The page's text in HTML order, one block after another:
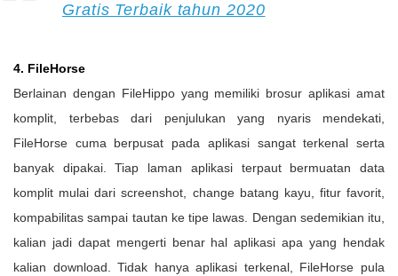
Gratis Terbaik tahun 2020
4. FileHorse
Berlainan dengan FileHippo yang memiliki brosur aplikasi amat
komplit, terbebas dari penjulukan yang nyaris mendekati,
FileHorse cuma berpusat pada aplikasi sangat terkenal serta
banyak dipakai. Tiap laman aplikasi terpaut bermuatan data
komplit mulai dari screenshot, change batang kayu, fitur favorit,
kompabilitas sampai tautan ke tipe lawas. Dengan sedemikian itu,
kalian jadi dapat mengerti benar hal aplikasi apa yang hendak
kalian download. Tidak hanya aplikasi terkenal, FileHorse pula